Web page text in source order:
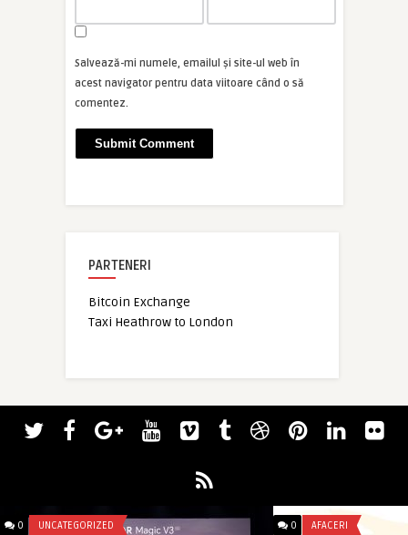
Salvează-mi numele, emailul și site-ul web în
acest navigator pentru data viitoare când o să
comentez.
PARTENERI
Bitcoin Exchange
Taxi Heathrow to London
0 UNCATEGORIZED 0 AFACERI